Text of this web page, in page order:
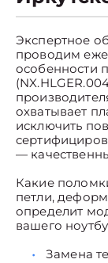
Экспертное
проводим
особенности
охватывает
исключить
—
Какие
петли,
определит
вашего
Замена